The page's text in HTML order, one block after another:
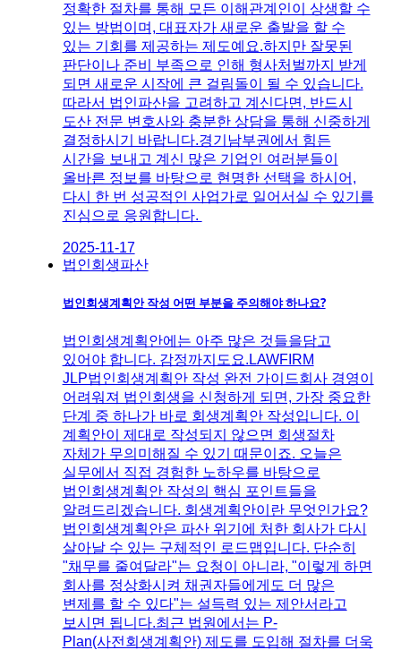
정확한 절차를 통해 모든 이해관계인이 상생할 수
있는 방법이며, 대표자가 새로운 출발을 할 수
있는 기회를 제공하는 제도예요.​하지만 잘못된
판단이나 준비 부족으로 인해 형사처벌까지 받게
되면 새로운 시작에 큰 걸림돌이 될 수 있습니다.
따라서 법인파산을 고려하고 계신다면, 반드시
도산 전문 변호사와 충분한 상담을 통해 신중하게
결정하시기 바랍니다.​경기남부권에서 힘든
시간을 보내고 계신 많은 기업인 여러분들이
올바른 정보를 바탕으로 현명한 선택을 하시어,
다시 한 번 성공적인 사업가로 일어서실 수 있기를
진심으로 응원합니다.
2025-11-17
법인회생파산
법인회생계획안 작성 어떤 부분을 주의해야 하나요?
법인회생계획안에는 아주 많은 것들을담고
있어야 합니다. 감정까지도요.LAWFIRM
JLP법인회생계획안 작성 완전 가이드회사 경영이
어려워져 법인회생을 신청하게 되면, 가장 중요한
단계 중 하나가 바로 회생계획안 작성입니다. 이
계획안이 제대로 작성되지 않으면 회생절차
자체가 무의미해질 수 있기 때문이죠. ​오늘은
실무에서 직접 경험한 노하우를 바탕으로
법인회생계획안 작성의 핵심 포인트들을
알려드리겠습니다. ​회생계획안이란 무엇인가요?
법인회생계획안은 파산 위기에 처한 회사가 다시
살아날 수 있는 구체적인 로드맵입니다. 단순히
"채무를 줄여달라"는 요청이 아니라, "이렇게 하면
회사를 정상화시켜 채권자들에게도 더 많은
변제를 할 수 있다"는 설득력 있는 제안서라고
보시면 됩니다.​최근 법원에서는 P-
Plan(사전회생계획안) 제도를 도입해 절차를 더욱